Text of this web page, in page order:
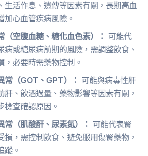
生活作息、遺傳等因素有關，長期高血
加心血管疾病風險。
（空腹血糖、糖化血色素）： 可能代
病或糖尿病前期的風險，需調整飲食、
，必要時需藥物控制。
常（GOT、GPT）： 可能與病毒性肝
肝、飲酒過量、藥物影響等因素有關，
檢查確認原因。
常（肌酸酐、尿素氮）： 可能代表腎
損，需控制飲食、避免服用傷腎藥物，
蹤。